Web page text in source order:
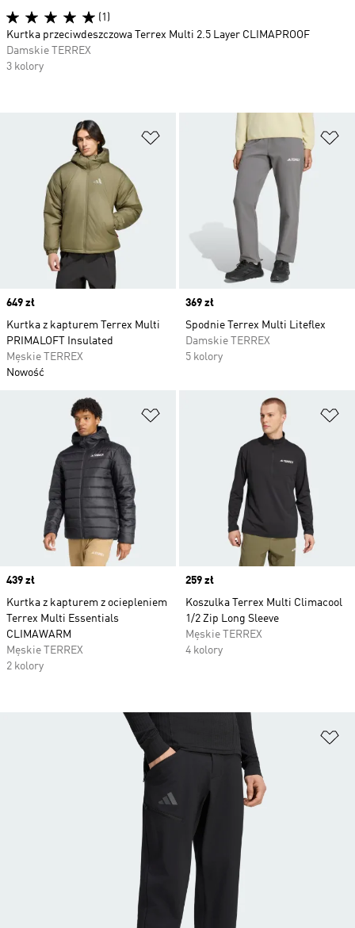
Dodaj do listy życzeń
Price
649 zł
Kurtka z kapturem Terrex Multi
PRIMALOFT Insulated
Męskie TERREX
Nowość
Price
369 zł
Spodnie Terrex Multi Liteflex
Damskie TERREX
5 kolory
Dodaj do listy życzeń
Price
439 zł
Kurtka z kapturem z ociepleniem
Terrex Multi Essentials
CLIMAWARM
Męskie TERREX
2 kolory
Price
259 zł
Koszulka Terrex Multi Climacool
1/2 Zip Long Sleeve
Męskie TERREX
4 kolory
(1)
Kurtka przeciwdeszczowa Terrex Multi 2.5 Layer CLIMAPROOF
Damskie TERREX
3 kolory